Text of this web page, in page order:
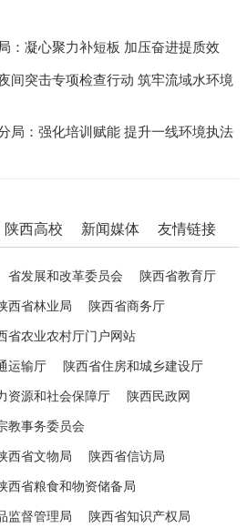
：凝心聚力补短板 加压奋进提质效
间突击专项检查行动 筑牢流域水环境
局：强化培训赋能 提升一线环境执法
陕西高校 新闻媒体 友情链接
省发展和改革委员会 陕西省教育厅
西省林业局 陕西省商务厅
省农业农村厅门户网站
运输厅 陕西省住房和城乡建设厅
资源和社会保障厅 陕西民政网
教事务委员会
西省文物局 陕西省信访局
西省粮食和物资储备局
监督管理局 陕西省知识产权局